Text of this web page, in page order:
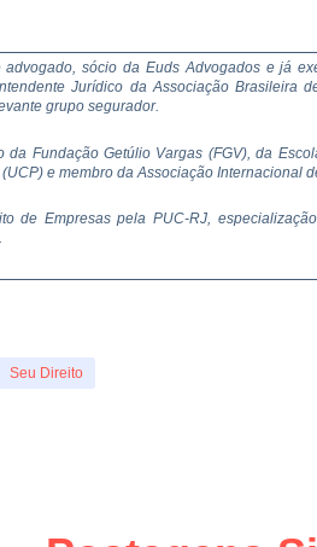
sócio da Euds Advogados e já
Jurídico da Associação Brasileira
grupo segurador.
da Fundação Getúlio Vargas (FGV), da
e membro da Associação Internacional
de Empresas pela PUC-RJ,
Seu Direito